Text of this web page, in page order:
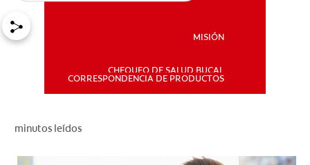
MISIÓN
CHEQUEO DE SALUD BUCAL
CORRESPONDENCIA DE PRODUCTOS
minutos leídos